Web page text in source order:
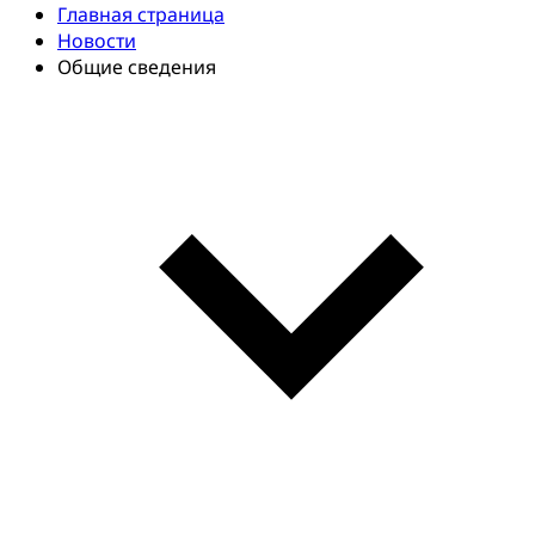
Главная страница
Новости
Общие сведения